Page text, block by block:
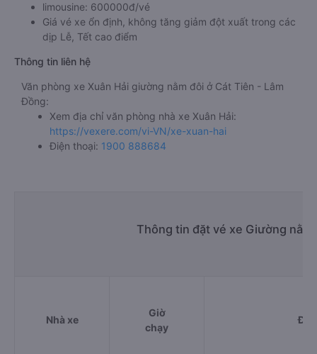
limousine: 600000đ/vé
Giá vé xe ổn định, không tăng giảm đột xuất trong các
dịp Lễ, Tết cao điểm
Thông tin liên hệ
Văn phòng xe Xuân Hải giường nằm đôi ở Cát Tiên - Lâm
Đồng:
Xem địa chỉ văn phòng nhà xe Xuân Hải:
https://vexere.com/vi-VN/xe-xuan-hai
Điện thoại: 1900 888684
Thông tin đặt vé xe Giường
Nhà xe
Giờ
chạy